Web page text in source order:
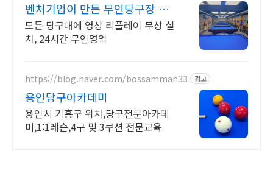
벤처기업이 만든 무인당구장 당
구야놀자
모든 당구대에 영상 리플레이 무상 설
치, 24시간 무인영업
https://blog.naver.com/bossamman33 광고
용인당구아카데미
용인시 기흥구 위치,당구전문아카데
미,1:1레슨,4구 및 3쿠션 전문교육